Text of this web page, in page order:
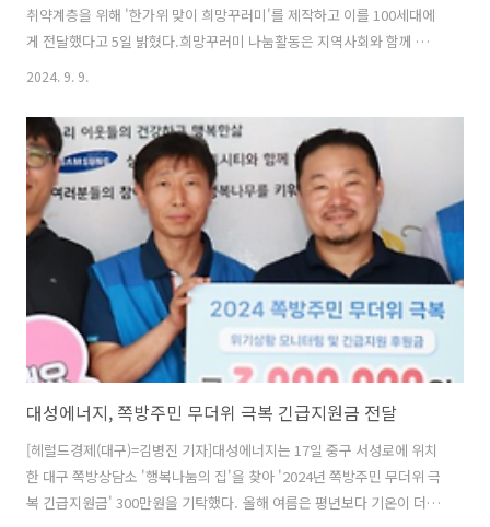
취약계층을 위해 '한가위 맞이 희망꾸러미'를 제작하고 이를 100세대에
게 전달했다고 5일 밝혔다.희망꾸러미 나눔활동은 지역사회와 함께 상생
하며 사회적 책임을 다하기 위한 노력의 일환으로 특히 명절을 앞두고 경
다.대성에너지 직원들은 적십자봉사회 중구지구협의회와 함께 추석 명
절 동안 필요한 식료품과 통조림, 건강기능식품 등 8종의 생필품으로 구
성된 희망꾸러미 선물 세트를 포장하고 직접 취약계층을 방문 및 전달하
며 안부를 묻는 따뜻한 온정을 나눴다.한승훈 대성에너지 팀장은 "한가
위를 맞아 오히려 더 외로울 수 있는 소외된 이웃들에게 희망꾸러미가 큰
위로와 도움이 됐으면 좋겠다..
2024. 9. 9.
대성에너지, 쪽방주민 무더위 극복 긴급지원금 전달
[헤럴드경제(대구)=김병진 기자]대성에너지는 17일 중구 서성로에 위치
한 대구 쪽방상담소 '행복나눔의 집'을 찾아 '2024년 쪽방주민 무더위 극
복 긴급지원금' 300만원을 기탁했다. 올해 여름은 평년보다 기온이 더